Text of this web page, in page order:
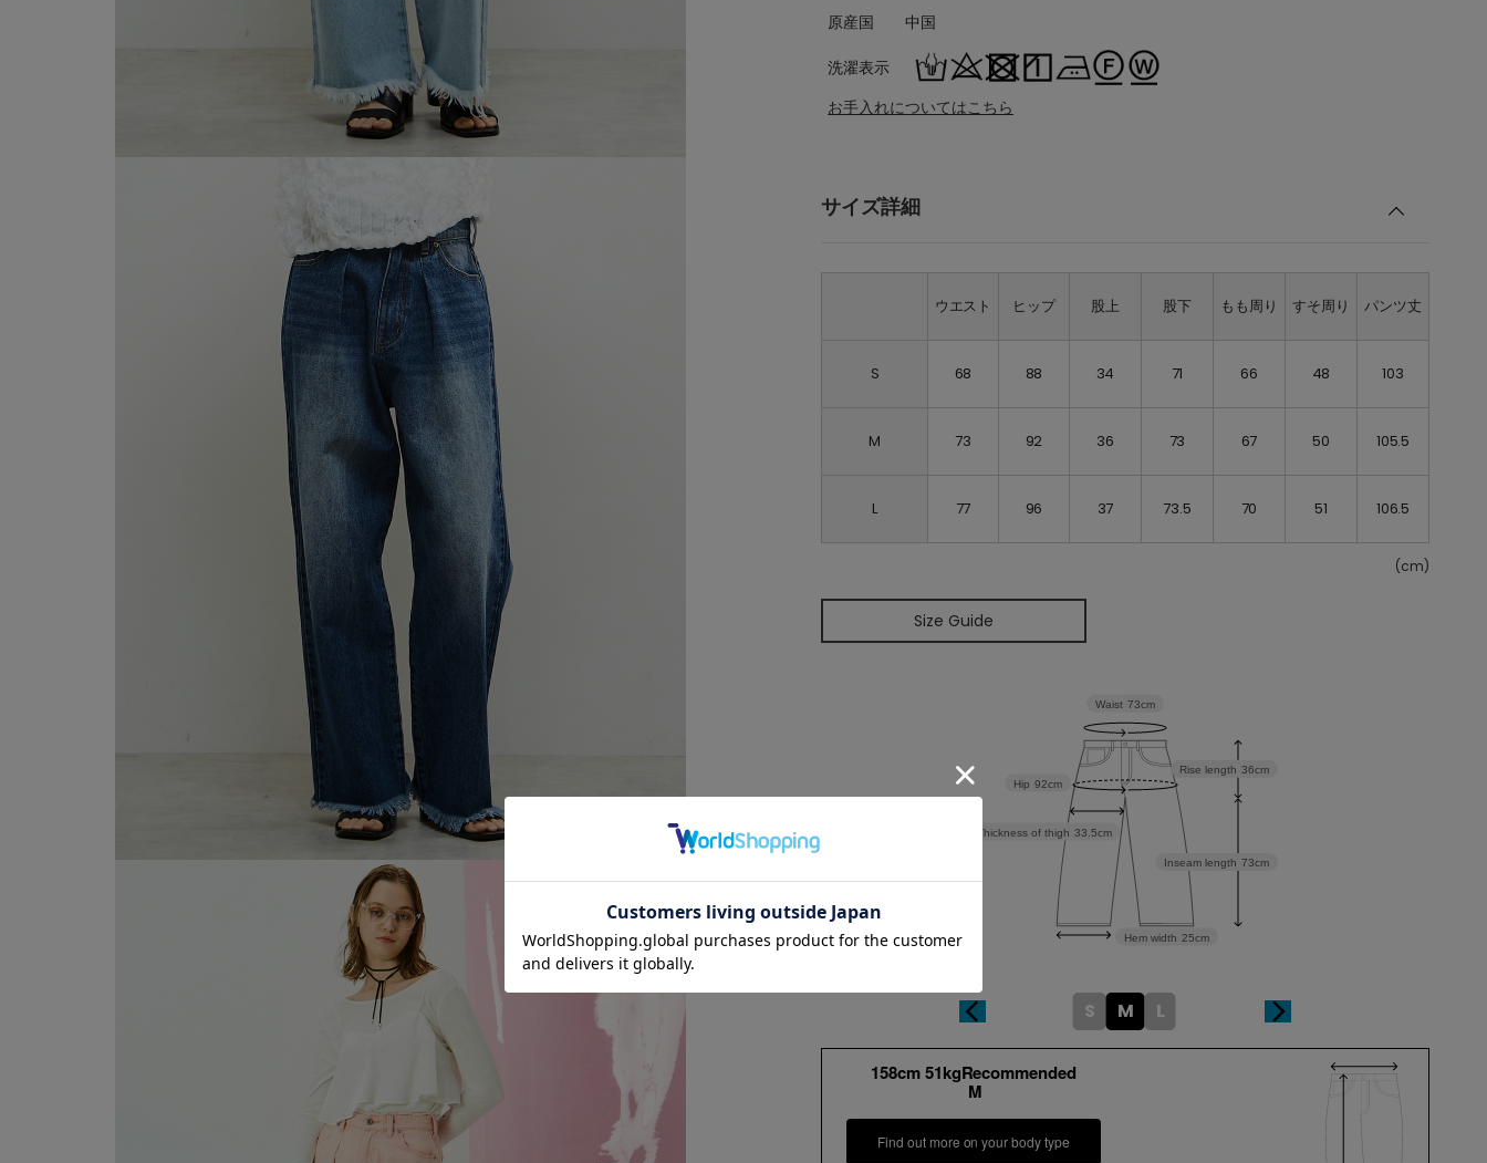
原産国
中国
洗濯表示
お手入れについてはこちら
サイズ詳細
ウエスト ヒップ 股上 股下 もも周り すそ周り パンツ丈
S 68 88 34 71 66 48 103
M 73 92 36 73 67 50 105.5
L 77 96 37 73.5 70 51 106.5
(cm)
Size Guide
Inseam length 73cm
Rise length 36cm
Hem width 25cm
Thickness of thigh 33.5cm
Hip 92cm
Waist 73cm
S M L
158cm 51kgRecommended
M
Find out more on your body type